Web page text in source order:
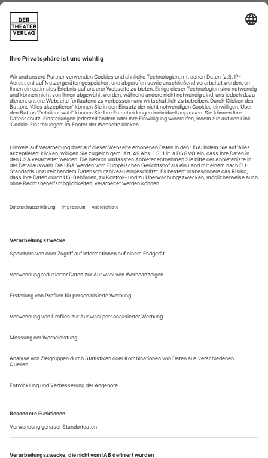
Was bewegt Zuschauer, die sich für Aufführungen wie
«Sieben gegen Theben/Antigone» in Frankfurts Bockenheimer
sorgfältiger Recherche im Publikum und ernsthafter
Gewissensprüfung des Autors ist die Antwort folgende: Es ist
zunächst die offensichtliche for­male Geschlossenheit und
Strenge der...
Stuttgart: Familientanker außer Kurs
Eugene O’Neill «Eines langen Tages Reise in die Nacht»
Sie ist wie ein sinkendes Schiff, diese Familie Tyrone. Ein
Ozeandampfer, ehemals pracht- und hoffnungsvoll, der nun
abgehalfterter Tourneeschauspieler, Sohn Jamie im Dauersuff,
Nesthäkchen Edmund mit unheilvollem Bluthusten.
Bühnenbreit und meterhoch haben Armin...
Der unheimliche Kern des Ganzen
Der Grazer Schriftsteller Clemens Setz ist mit dickleibigen Romanen
bekannt geworden und hat jetzt sein erstes Theaterstück, «Vereinte
Nationen», geschrieben. Ein Gespräch übers Erzählen, das Böse und
Tolstois tollste Schreibformel.
Eva Behrendt
Theaterstück «Vereinte Nationen» ist gleich zu den
Mülheimer Stücken eingeladen geworden!
Clemens Setz
nicht erwar­tet, mein Stück ist ja, von den benutzten
Technologien mal abgesehen, eher zeitlos.
EB